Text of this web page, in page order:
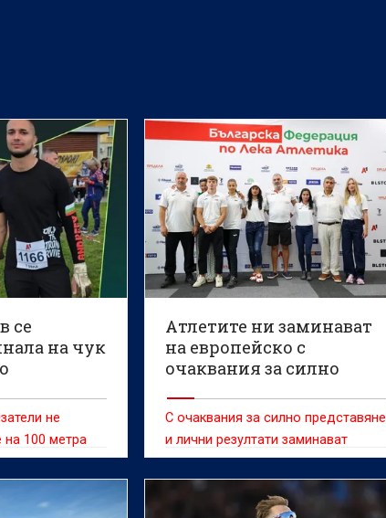
се
на чук
не
на 100 метра
Атлетите ни заминават
на европейско с
очаквания за силно
резултати
С очаквания за силно представяне
и лични резултати заминават
българските представители на
европейското първенство по лека
атлетика, което ще се проведе в